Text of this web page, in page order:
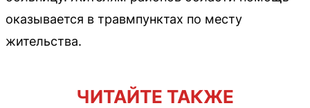
оказывается в травмпунктах по месту
жительства.
ЧИТАЙТЕ ТАКЖЕ